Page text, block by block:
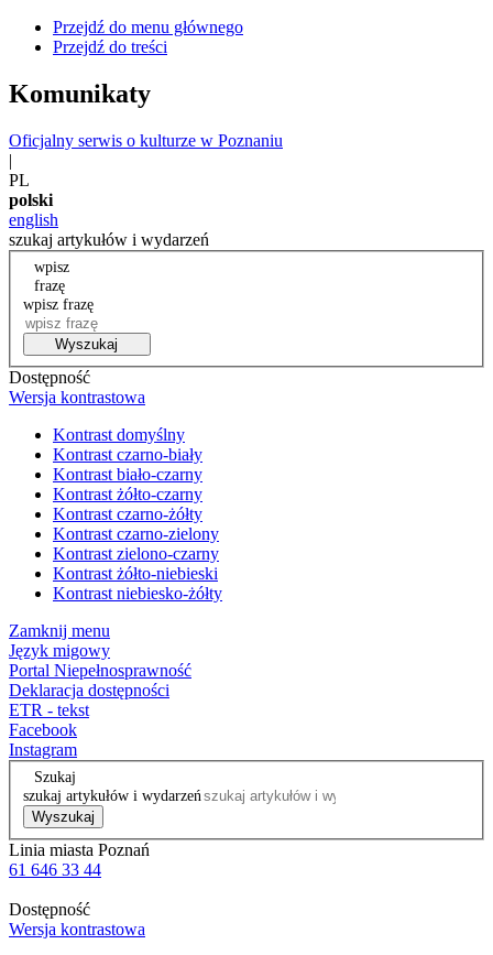
Przejdź do menu głównego
Przejdź do treści
Komunikaty
Oficjalny serwis o kulturze w Poznaniu
|
PL
polski
english
szukaj artykułów i wydarzeń
wpisz
frazę
wpisz frazę
Wyszukaj
Dostępność
Wersja kontrastowa
Kontrast domyślny
Kontrast czarno-biały
Kontrast biało-czarny
Kontrast żółto-czarny
Kontrast czarno-żółty
Kontrast czarno-zielony
Kontrast zielono-czarny
Kontrast żółto-niebieski
Kontrast niebiesko-żółty
Zamknij menu
Język migowy
Portal Niepełnosprawność
Deklaracja dostępności
ETR - tekst
Facebook
Instagram
Szukaj
szukaj artykułów i wydarzeń
Wyszukaj
Linia miasta Poznań
61 646 33 44
Dostępność
Wersja kontrastowa